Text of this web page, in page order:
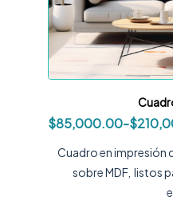
$85,000.00-$
Cuadro en impresión
sobre MDF, listos